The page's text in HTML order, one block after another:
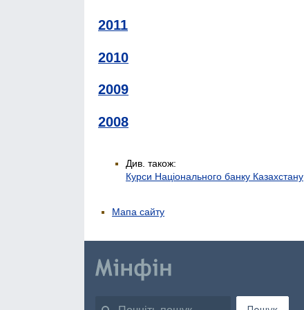
2011
2010
2009
2008
Див. також:
Курси Національного банку Казахстану
Мапа сайту